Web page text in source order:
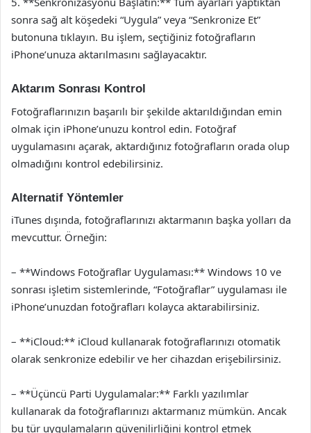
sonra sağ alt köşedeki “Uygula” veya “Senkronize Et”
butonuna tıklayın. Bu işlem, seçtiğiniz fotoğrafların
iPhone’unuza aktarılmasını sağlayacaktır.
Aktarım Sonrası Kontrol
Fotoğraflarınızın başarılı bir şekilde aktarıldığından emin
olmak için iPhone’unuzu kontrol edin. Fotoğraf
uygulamasını açarak, aktardığınız fotoğrafların orada olup
olmadığını kontrol edebilirsiniz.
Alternatif Yöntemler
iTunes dışında, fotoğraflarınızı aktarmanın başka yolları da
mevcuttur. Örneğin:
– **Windows Fotoğraflar Uygulaması:** Windows 10 ve
sonrası işletim sistemlerinde, “Fotoğraflar” uygulaması ile
iPhone’unuzdan fotoğrafları kolayca aktarabilirsiniz.
– **iCloud:** iCloud kullanarak fotoğraflarınızı otomatik
olarak senkronize edebilir ve her cihazdan erişebilirsiniz.
– **Üçüncü Parti Uygulamalar:** Farklı yazılımlar
kullanarak da fotoğraflarınızı aktarmanız mümkün. Ancak
bu tür uygulamaların güvenilirliğini kontrol etmek